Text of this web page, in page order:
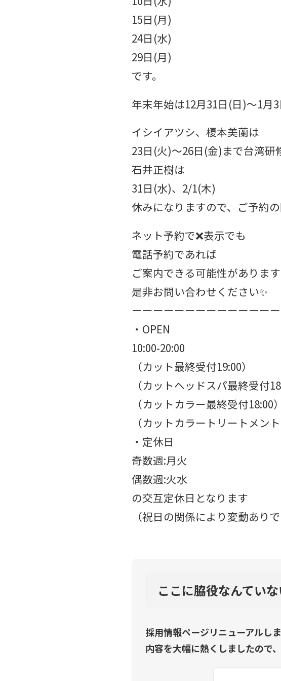
15日(月)
24日(水)
29日(月)
です。
年末年始は12月31日(日)〜1月
イシイアツシ、榎本美蘭は
23日(火)〜26日(金)まで台湾研
石井正樹は
31日(水)、2/1(木)
休みになりますので、ご予約の
ネット予約で❌表示でも
電話予約であれば
ご案内できる可能性がありま
是非お問い合わせください✨
ーーーーーーーーーーーーー
・OPEN⁡⁡⁡
10:00-20:00⁡⁡⁡
（カット最終受付19:00）⁡⁡⁡
（カットヘッドスパ最終受付
（カットカラー最終受付18:00）⁡⁡⁡
（カットカラートリートメン
・定休日
奇数週:月火
偶数週:火水
の交互定休日となります
（祝日の関係により変動ありで
ここに脇役なんてい
採用情報ページリニューアルしま
内容を大幅に熱くしましたので